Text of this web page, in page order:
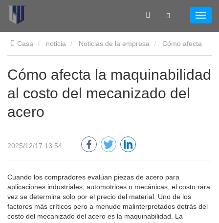
Casa noticia Noticias de la empresa
la maquinabilidad al costo del mecanizado del acero
Cómo afecta la maquinabilidad
al costo del mecanizado del
acero
2025/12/17 13:54
Cuando los compradores evalúan piezas de acero para
aplicaciones industriales, automotrices o mecánicas, el costo rara
vez se determina solo por el precio del material. Uno de los
factores más críticos pero a menudo malinterpretados detrás del
costo del mecanizado del acero es la maquinabilidad. La